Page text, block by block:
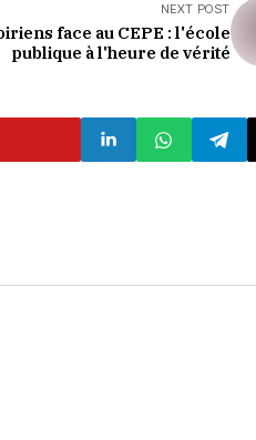
NEXT POST
face au CEPE : l'école
publique à l'heure de vérité